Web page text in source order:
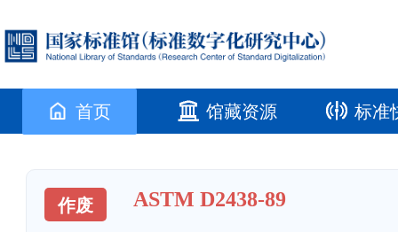
首页 馆藏资源 标准
作废 ASTM D2438-89